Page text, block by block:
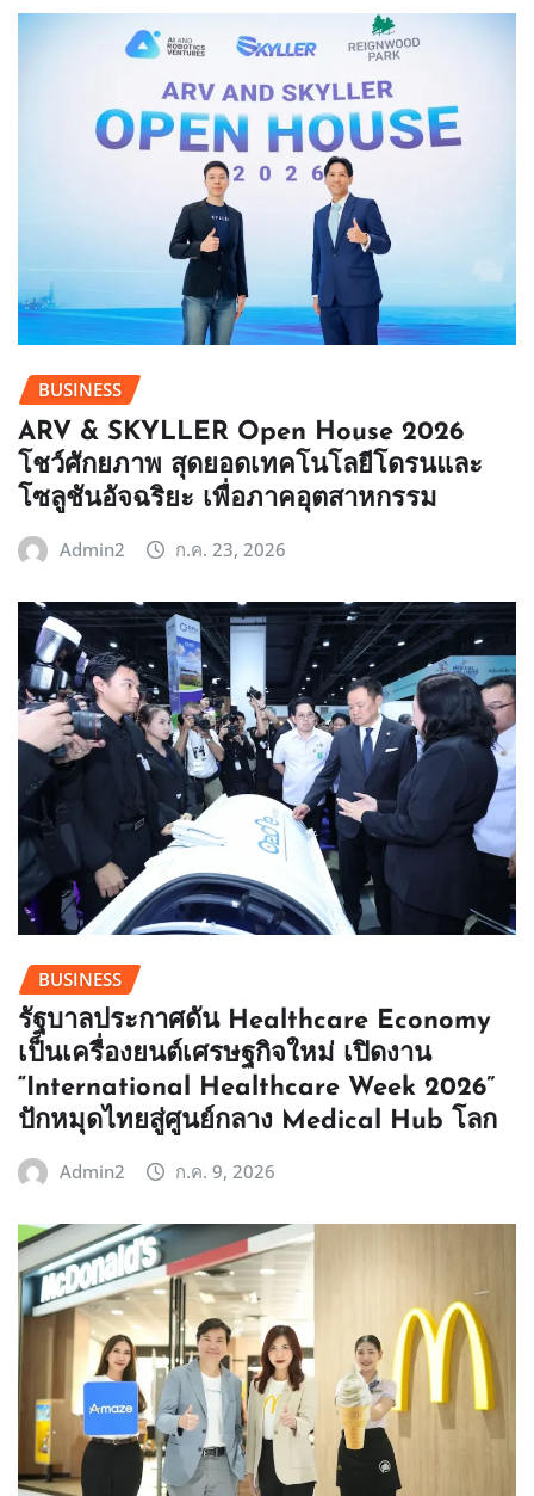
BUSINESS
ARV & SKYLLER Open House 2026
โชว์ศักยภาพ สุดยอดเทคโนโลยีโดรนและ
โซลูชันอัจฉริยะ เพื่อภาคอุตสาหกรรม
Admin2 ก.ค. 23, 2026
BUSINESS
รัฐบาลประกาศดัน Healthcare Economy
เป็นเครื่องยนต์เศรษฐกิจใหม่ เปิดงาน
“International Healthcare Week 2026”
ปักหมุดไทยสู่ศูนย์กลาง Medical Hub โลก
Admin2 ก.ค. 9, 2026